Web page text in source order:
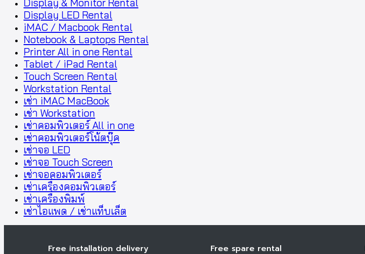
Display & Monitor Rental
Display LED Rental
iMAC / Macbook Rental
Notebook & Laptops Rental
Printer All in one Rental
Tablet / iPad Rental
Touch Screen Rental
Workstation Rental
เช่า iMAC MacBook
เช่า Workstation
เช่าคอมพิวเตอร์ All in one
เช่าคอมพิวเตอร์โน้ตบุ๊ค
เช่าจอ LED
เช่าจอ Touch Screen
เช่าจอคอมพิวเตอร์
เช่าเครื่องคอมพิวเตอร์
เช่าเครื่องพิมพ์
เช่าไอแพด / เช่าแท็บเล็ต
Free installation delivery
Free spare rental